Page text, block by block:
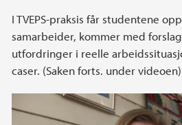
I TVΕPS-praksis får studentene
samarbeider, kommer med
utfordringer i reelle
caser. (Saken forts. under videoen)
Hva er TVEPS?